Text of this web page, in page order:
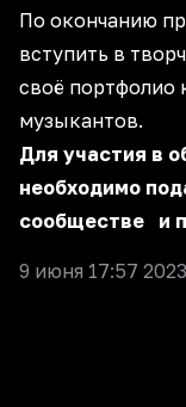
По окончанию
вступить в
своё портфолио
музыкантов.
Для участия в
необходимо
сообществе
и
9 июня 17:57 2023